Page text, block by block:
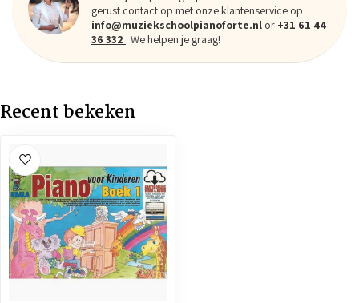
gerust contact op met onze klantenservice op
info@muziekschoolpianoforte.nl or +31 61 44
36 332 . We helpen je graag!
Recent bekeken